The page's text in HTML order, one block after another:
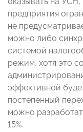
предприятия
не
можно либо
системой
режим, хотя это
эффективной
постепенный
можно
15%.